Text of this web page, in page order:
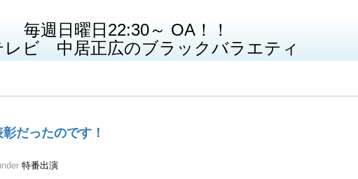
毎週日曜日22:30～ OA！！
レビ 中居正広のブラックバラエティ
だったのです！
特番出演